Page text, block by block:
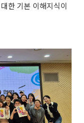
한 기본 이해지식이